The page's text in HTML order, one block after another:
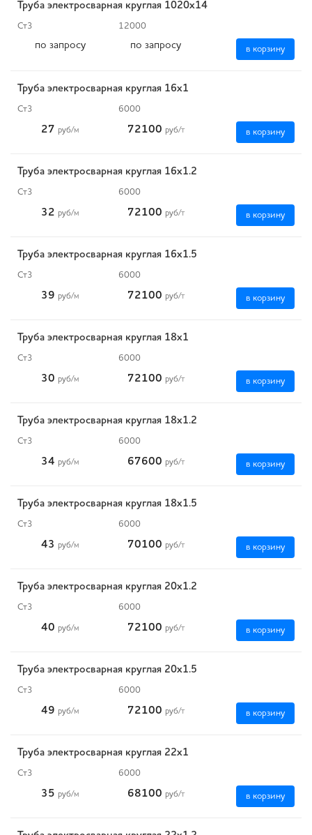
Труба электросварная круглая 1020х14
Ст3 12000
по запросу по запросу в корзину
Труба электросварная круглая 16х1
Ст3 6000
27 руб/м 72100 руб/т в корзину
Труба электросварная круглая 16х1.2
Ст3 6000
32 руб/м 72100 руб/т в корзину
Труба электросварная круглая 16х1.5
Ст3 6000
39 руб/м 72100 руб/т в корзину
Труба электросварная круглая 18х1
Ст3 6000
30 руб/м 72100 руб/т в корзину
Труба электросварная круглая 18х1.2
Ст3 6000
34 руб/м 67600 руб/т в корзину
Труба электросварная круглая 18х1.5
Ст3 6000
43 руб/м 70100 руб/т в корзину
Труба электросварная круглая 20х1.2
Ст3 6000
40 руб/м 72100 руб/т в корзину
Труба электросварная круглая 20х1.5
Ст3 6000
49 руб/м 72100 руб/т в корзину
Труба электросварная круглая 22х1
Ст3 6000
35 руб/м 68100 руб/т в корзину